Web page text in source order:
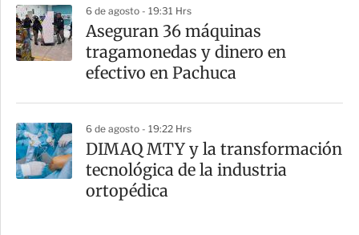
6 de agosto - 19:31 Hrs
Aseguran 36 máquinas
tragamonedas y dinero en
efectivo en Pachuca
6 de agosto - 19:22 Hrs
DIMAQ MTY y la transformación
tecnológica de la industria
ortopédica